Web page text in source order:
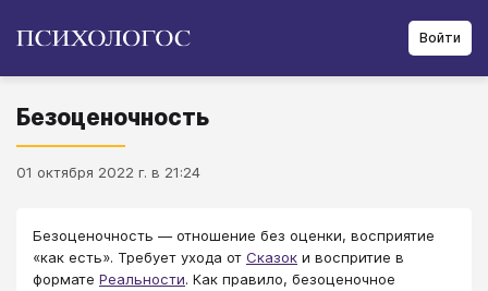
Войти
Безоценочность
01 октября 2022 г. в 21:24
Безоценочность — отношение без оценки, восприятие
«как есть». Требует ухода от Сказок и воспритие в
формате Реальности. Как правило, безоценочное